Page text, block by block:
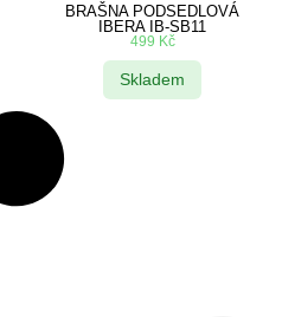
BRAŠNA PODSEDLOVÁ
IBERA IB-SB11
499 Kč
Skladem